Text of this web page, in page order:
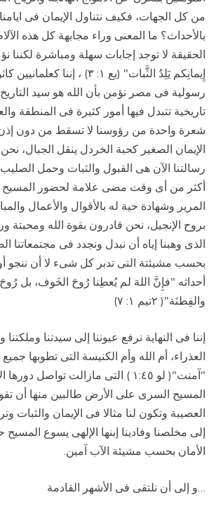
من كل الجهات، فكيف نتناول الإيمان فى
بالأحداث؟ ما المعنى وراء مجابهة كل هذه
الحقيقة لا توجد إجابات سهلة ومباشرة لكننا
إِيمانِكم يَلِدُ الثَّبات" (يع ١: ٣) ، إننا
رسولية فى مصر نؤمن بأن الله هو سيد
تاريخية تتبدل فيها أمور كثيرة فى المنطقة
شعرة واحدة من رؤوسنا لا تسقط من دون إذن
الإيمان الصغير كحبة الخردل ينقل الجبال،
رسالتنا الآن هى القبول والثبات وحمل
أكثر من أى وقت مضى علامة لحضور المسيح
المرير وشهادة حية له بالأقوال والأعمال
بروح الإنجيل، نحن قادرون بقوة الله ومحبتة
الذى وهبنا إياه أن نبدل ونجدد فى مجتمعاتنا
بحسب مشيئتة التى تدبر كل شىء لا أن ننجو
أحداثه "فإِنَّ اللهَ لم يُعطِنا رُوحَ الخَوف، بل رُوحَ
والفِطنَة"( ٢تيم ١: ٧)
إننا فى النهاية نرفع عيوننا إلى سيدتنا
العذراء، أم الله وأم الكنيسة التى تطوبها جميع
"آمنت"( لو ١:٤٥ ) التى مازالت تواصل
المسيح السرى على الأرض طالبين منها أن
العصيبة وتكون لنا مثالا فى الإيمان والثبات
إلى مخلصنا وفادينا إبنها الإلهى يسوع
الأمان بحسب مشيئة الآب آمين.
…و إلى أن نلتقى فى الأشهر القادمة